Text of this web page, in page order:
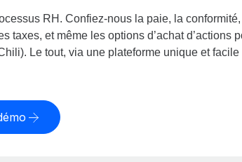
RH. Confiez-nous la paie, la
taxes, et même les options d’achat d’actions
Le tout, via une plateforme unique et facile